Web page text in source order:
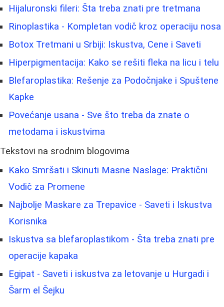
Hijaluronski fileri: Šta treba znati pre tretmana
Rinoplastika - Kompletan vodič kroz operaciju nosa
Botox Tretmani u Srbiji: Iskustva, Cene i Saveti
Hiperpigmentacija: Kako se rešiti fleka na licu i telu
Blefaroplastika: Rešenje za Podočnjake i Spuštene
Kapke
Povećanje usana - Sve što treba da znate o
metodama i iskustvima
Tekstovi na srodnim blogovima
Kako Smršati i Skinuti Masne Naslage: Praktični
Vodič za Promene
Najbolje Maskare za Trepavice - Saveti i Iskustva
Korisnika
Iskustva sa blefaroplastikom - Šta treba znati pre
operacije kapaka
Egipat - Saveti i iskustva za letovanje u Hurgadi i
Šarm el Šejku